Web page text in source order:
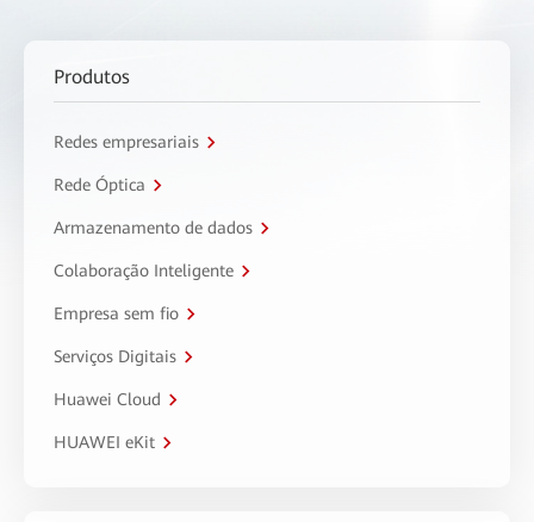
Produtos
Redes empresariais
Rede Óptica
Armazenamento de dados
Colaboração Inteligente
Empresa sem fio
Serviços Digitais
Huawei Cloud
HUAWEI eKit